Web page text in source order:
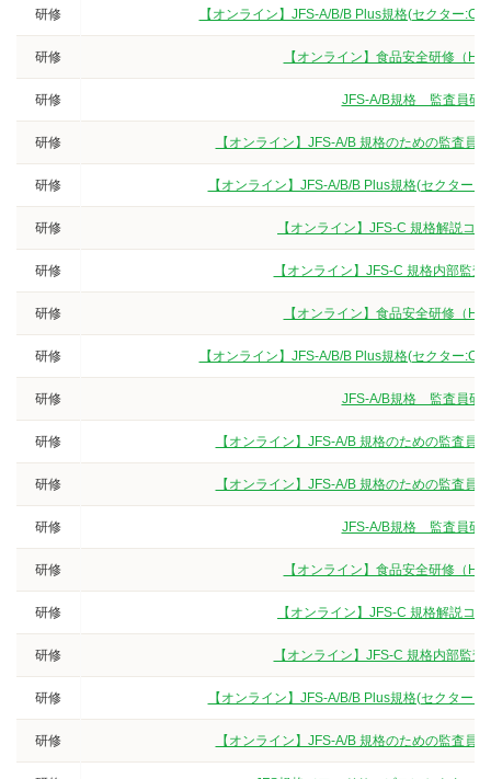
研修 【オンライン】JFS-A/B/B Plus規格(セクター
研修 【オンライン】食品安全研修（
研修 JFS-A/B規格 監査員研
研修 【オンライン】JFS-A/B 規格のための監査
研修 【オンライン】JFS-A/B/B Plus規格(セクタ
研修 【オンライン】JFS-C 規格解説コ
研修 【オンライン】JFS-C 規格内部監
研修 【オンライン】食品安全研修（
研修 【オンライン】JFS-A/B/B Plus規格(セクター
研修 JFS-A/B規格 監査員研
研修 【オンライン】JFS-A/B 規格のための監査
研修 【オンライン】JFS-A/B 規格のための監査
研修 JFS-A/B規格 監査員研
研修 【オンライン】食品安全研修（
研修 【オンライン】JFS-C 規格解説コ
研修 【オンライン】JFS-C 規格内部監
研修 【オンライン】JFS-A/B/B Plus規格(セクタ
研修 【オンライン】JFS-A/B 規格のための監査